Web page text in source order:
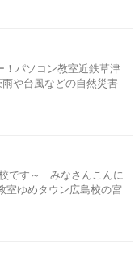
パソコン教室近鉄草津
や台風などの自然災害
です～ みなさんこんに
室ゆめタウン広島校の宮